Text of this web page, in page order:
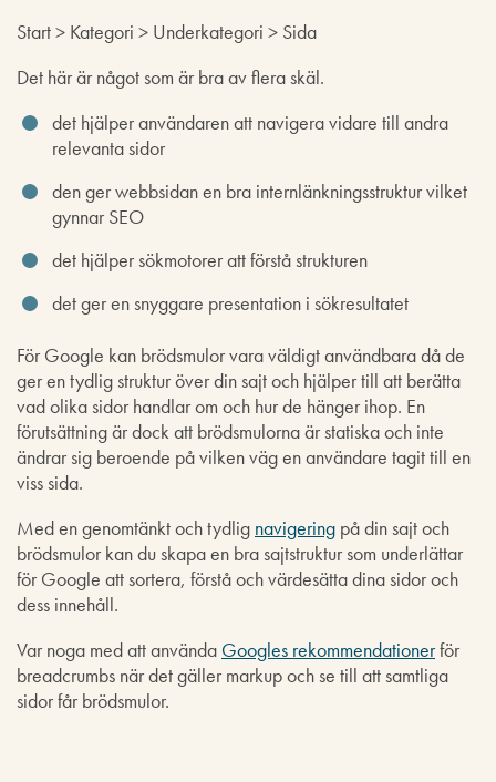
Start > Kategori > Underkategori > Sida
Det här är något som är bra av flera skäl.
det hjälper användaren att navigera vidare till andra
relevanta sidor
den ger webbsidan en bra internlänkningsstruktur vilket
gynnar SEO
det hjälper sökmotorer att förstå strukturen
det ger en snyggare presentation i sökresultatet
För Google kan brödsmulor vara väldigt användbara då de
ger en tydlig struktur över din sajt och hjälper till att berätta
vad olika sidor handlar om och hur de hänger ihop. En
förutsättning är dock att brödsmulorna är statiska och inte
ändrar sig beroende på vilken väg en användare tagit till en
viss sida.
Med en genomtänkt och tydlig navigering på din sajt och
brödsmulor kan du skapa en bra sajtstruktur som underlättar
för Google att sortera, förstå och värdesätta dina sidor och
dess innehåll.
Var noga med att använda Googles rekommendationerför
breadcrumbs när det gäller markup och se till att samtliga
sidor får brödsmulor.